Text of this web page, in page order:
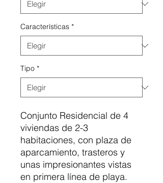
Características *
Tipo *
Conjunto Residencial de 4
viviendas de 2-3
habitaciones, con plaza de
aparcamiento, trasteros y
unas impresionantes vistas
en primera línea de playa.